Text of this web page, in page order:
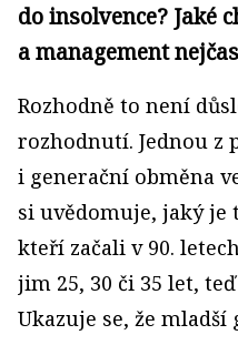
do insolvence? Jaké
a management
Rozhodně to není
rozhodnutí. Jednou z
i generační obměna
si uvědomuje, jaký je
kteří začali v 90.
jim 25, 30 či 35 let,
Ukazuje se, že mladší